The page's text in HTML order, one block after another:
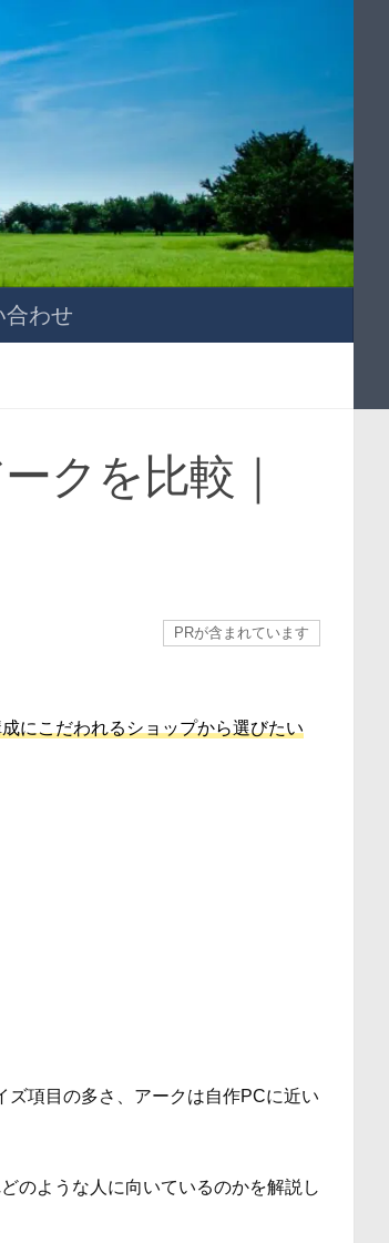
合わせ
クを比較｜
PRが含まれています
にこだわれるショップから選びたい
項目の多さ、アークは自作PCに近い
のような人に向いているのかを解説し